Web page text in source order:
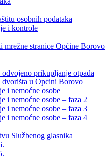
osobnih podataka
i kontrole
mrežne stranice Općine Borovo
odvojeno prikupljanje otpada
dvorišta u Općini Borovo
i nemoćne osobe
i nemoćne osobe – faza 2
i nemoćne osobe – faza 3
i nemoćne osobe – faza 4
Službenog glasnika